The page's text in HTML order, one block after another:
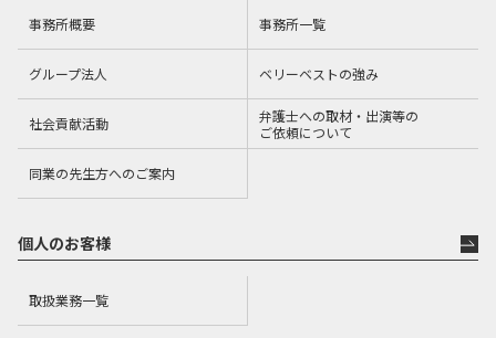
事務所概要 事務所一覧
グループ法人 ベリーベストの強み
社会貢献活動
弁護士への取材・出演等の
ご依頼について
同業の先生方へのご案内
個人のお客様
取扱業務一覧